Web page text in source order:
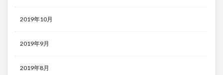
2019年10月
2019年9月
2019年8月